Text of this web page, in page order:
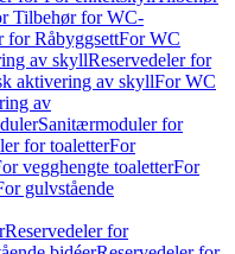
Tilbehør for WC-
for RåbyggsettFor WC
av skyllReservedeler for
aktivering av skyllFor WC
av
Sanitærmoduler for
for toaletterFor
vegghengte toaletterFor
gulvstående
Reservedeler for